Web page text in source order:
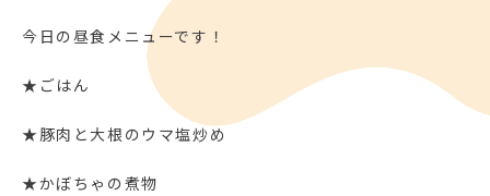
今日の昼食メニューです！
★ごはん
★豚肉と大根のウマ塩炒め
★かぼちゃの煮物